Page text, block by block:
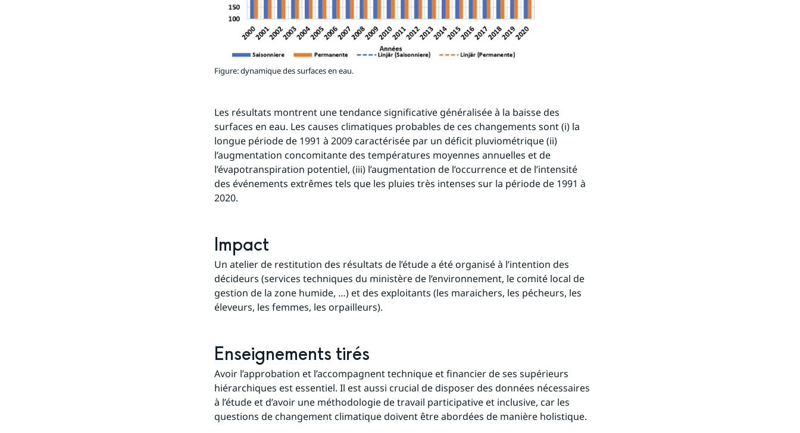
Figure: dynamique des surfaces en eau.
Les résultats montrent une tendance significative généralisée à la baisse des
surfaces en eau. Les causes climatiques probables de ces changements sont (i) la
longue période de 1991 à 2009 caractérisée par un déficit pluviométrique (ii)
l’augmentation concomitante des températures moyennes annuelles et de
l’évapotranspiration potentiel, (iii) l’augmentation de l’occurrence et de l’intensité
des événements extrêmes tels que les pluies très intenses sur la période de 1991 à
2020.
Impact
Un atelier de restitution des résultats de l’étude a été organisé à l’intention des
décideurs (services techniques du ministère de l’environnement, le comité local de
gestion de la zone humide, …) et des exploitants (les maraichers, les pécheurs, les
éleveurs, les femmes, les orpailleurs).
Enseignements tirés
Avoir l’approbation et l’accompagnent technique et financier de ses supérieurs
hiérarchiques est essentiel. Il est aussi crucial de disposer des données nécessaires
à l’étude et d’avoir une méthodologie de travail participative et inclusive, car les
questions de changement climatique doivent être abordées de manière holistique.